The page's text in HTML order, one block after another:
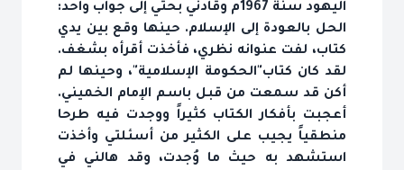
اليهود سنة 1967م وقادني بحثي إلى جواب واحد:
الحل بالعودة إلى الإسلام. حينها وقع بين يدي
كتاب، لفت عنوانه نظري، فأخذت أقرأه بشغف.
لقد كان كتاب"الحكومة الإسلامية"، وحينها لم
أكن قد سمعت من قبل باسم الإمام الخميني.
أعجبت بأفكار الكتاب كثيراً ووجدت فيه طرحا
منطقياً يجيب على الكثير من أسئلتي وأخذت
استشهد به حيث ما وُجدت، وقد هالني في